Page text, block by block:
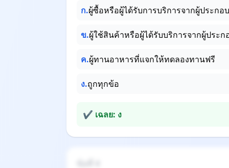
ก.ผู้ซื้อหรือผู้ได้รับการบริการจากผู้ประกอ
ข.ผู้ใช้สินค้าหรือผู้ได้รับบริการจากผู้ประ
ค.ผู้ทานอาหารที่แจกให้ทดลองทานฟรี
ง.ถูกทุกข้อ
✔ เฉลย: ง